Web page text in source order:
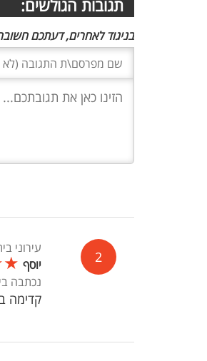
תגובות הגולשים:
בניגוד לאחרים, דעתכם
2
עירוני
יוסף ★
נכתבה ביום
קדימה